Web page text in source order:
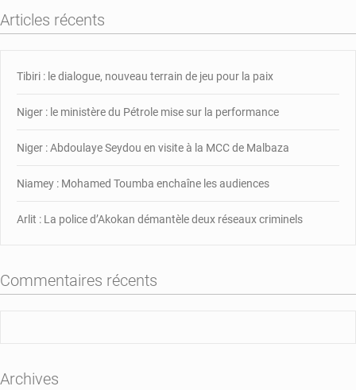
dévoile
la
nouveau
Articles récents
Tibiri : le dialogue, nouveau terrain de jeu pour la paix
Niger : le ministère du Pétrole mise sur la performance
Niger : Abdoulaye Seydou en visite à la MCC de Malbaza
Niamey : Mohamed Toumba enchaîne les audiences
Arlit : La police d’Akokan démantèle deux réseaux criminels
Commentaires récents
Archives